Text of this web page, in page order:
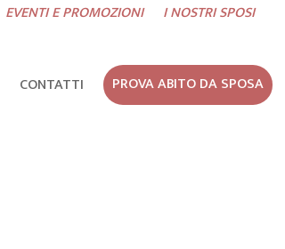
EVENTI E PROMOZIONI I NOSTRI SPOSI
CONTATTI PROVA ABITO DA SPOSA